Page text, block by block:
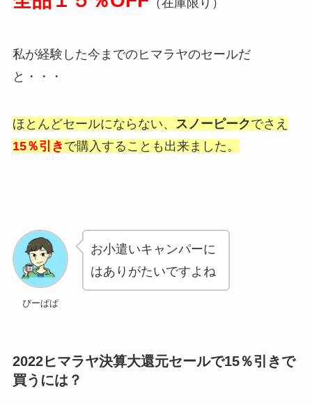
（在庫限り）
私が経験した今までのヒマラヤのセールだ
と・・・
ほとんどセールにならない、 スノーピークでさえ
15％引き で購入することも出来ました。
ぴーぱぱ
お小遣いキャンパーに
はありがたいですよね
2022ヒマラヤ決算大還元セールで15％引きで
買うには？